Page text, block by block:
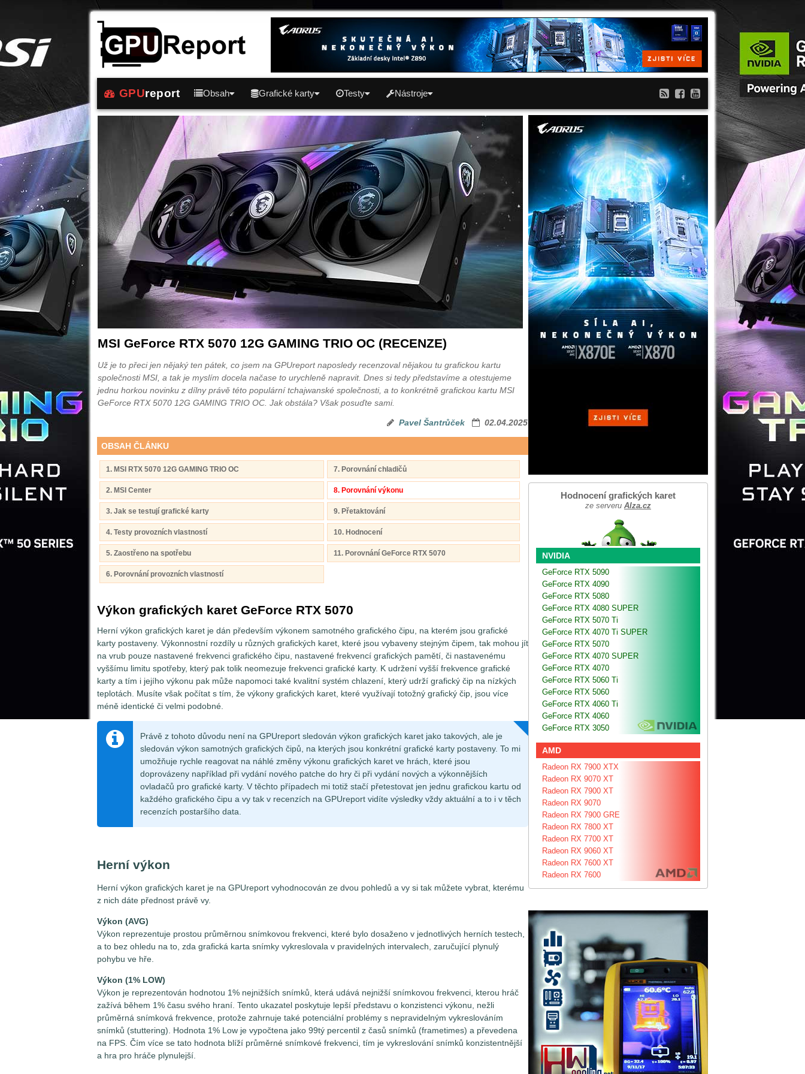
GPUreport Obsah Grafické karty Testy Nástroje
MSI GeForce RTX 5070 12G GAMING TRIO OC (RECENZE)
Už je to přeci jen nějaký ten pátek, co jsem na GPUreport naposledy recenzoval nějakou tu grafickou kartu
společnosti MSI, a tak je myslím docela načase to urychleně napravit. Dnes si tedy představíme a otestujeme
jednu horkou novinku z dílny právě této populární tchajwanské společnosti, a to konkrétně grafickou kartu MSI
GeForce RTX 5070 12G GAMING TRIO OC. Jak obstála? Však posuďte sami.
Pavel Šantrůček 02.04.2025
OBSAH ČLÁNKU
1. MSI RTX 5070 12G GAMING TRIO OC 7. Porovnání chladičů
2. MSI Center 8. Porovnání výkonu
3. Jak se testují grafické karty 9. Přetaktování
4. Testy provozních vlastností 10. Hodnocení
5. Zaostřeno na spotřebu 11. Porovnání GeForce RTX 5070
6. Porovnání provozních vlastností
Výkon grafických karet GeForce RTX 5070
Herní výkon grafických karet je dán především výkonem samotného grafického čipu, na kterém jsou grafické
karty postaveny. Výkonnostní rozdíly u různých grafických karet, které jsou vybaveny stejným čipem, tak mohou jít
na vrub pouze nastavené frekvenci grafického čipu, nastavené frekvencí grafických pamětí, či nastavenému
vyššímu limitu spotřeby, který pak tolik neomezuje frekvenci grafické karty. K udržení vyšší frekvence grafické
karty a tím i jejího výkonu pak může napomoci také kvalitní systém chlazení, který udrží grafický čip na nízkých
teplotách. Musíte však počítat s tím, že výkony grafických karet, které využívají totožný grafický čip, jsou více
méně identické či velmi podobné.
Právě z tohoto důvodu není na GPUreport sledován výkon grafických karet jako takových, ale je
sledován výkon samotných grafických čipů, na kterých jsou konkrétní grafické karty postaveny. To mi
umožňuje rychle reagovat na náhlé změny výkonu grafických karet ve hrách, které jsou
doprovázeny například při vydání nového patche do hry či při vydání nových a výkonnějších
ovladačů pro grafické karty. V těchto případech mi totiž stačí přetestovat jen jednu grafickou kartu od
každého grafického čipu a vy tak v recenzích na GPUreport vidíte výsledky vždy aktuální a to i v těch
recenzích postaršího data.
Herní výkon
Herní výkon grafických karet je na GPUreport vyhodnocován ze dvou pohledů a vy si tak můžete vybrat, kterému
z nich dáte přednost právě vy.
Výkon (AVG)
Výkon reprezentuje prostou průměrnou snímkovou frekvenci, které bylo dosaženo v jednotlivých herních testech,
a to bez ohledu na to, zda grafická karta snímky vykreslovala v pravidelných intervalech, zaručující plynulý
pohybu ve hře.
Výkon (1% LOW)
Výkon je reprezentován hodnotou 1% nejnižších snímků, která udává nejnižší snímkovou frekvenci, kterou hráč
zažívá během 1% času svého hraní. Tento ukazatel poskytuje lepší představu o konzistenci výkonu, nežli
průměrná snímková frekvence, protože zahrnuje také potenciální problémy s nepravidelným vykreslováním
snímků (stuttering). Hodnota 1% Low je vypočtena jako 99tý percentil z časů snímků (frametimes) a převedena
na FPS. Čím více se tato hodnota blíží průměrné snímkové frekvenci, tím je vykreslování snímků konzistentnější
a hra pro hráče plynulejší.
Hodnocení grafických karet
ze serveru Alza.cz
NVIDIA
GeForce RTX 5090
GeForce RTX 4090
GeForce RTX 5080
GeForce RTX 4080 SUPER
GeForce RTX 5070 Ti
GeForce RTX 4070 Ti SUPER
GeForce RTX 5070
GeForce RTX 4070 SUPER
GeForce RTX 4070
GeForce RTX 5060 Ti
GeForce RTX 5060
GeForce RTX 4060 Ti
GeForce RTX 4060
GeForce RTX 3050
AMD
Radeon RX 7900 XTX
Radeon RX 9070 XT
Radeon RX 7900 XT
Radeon RX 9070
Radeon RX 7900 GRE
Radeon RX 7800 XT
Radeon RX 7700 XT
Radeon RX 9060 XT
Radeon RX 7600 XT
Radeon RX 7600